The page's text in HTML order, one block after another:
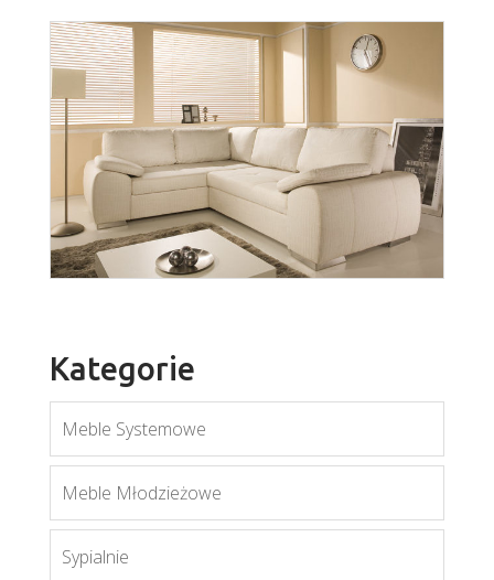
wer. Lena
Więcej
Kategorie
Meble Systemowe
Meble Młodzieżowe
Sypialnie